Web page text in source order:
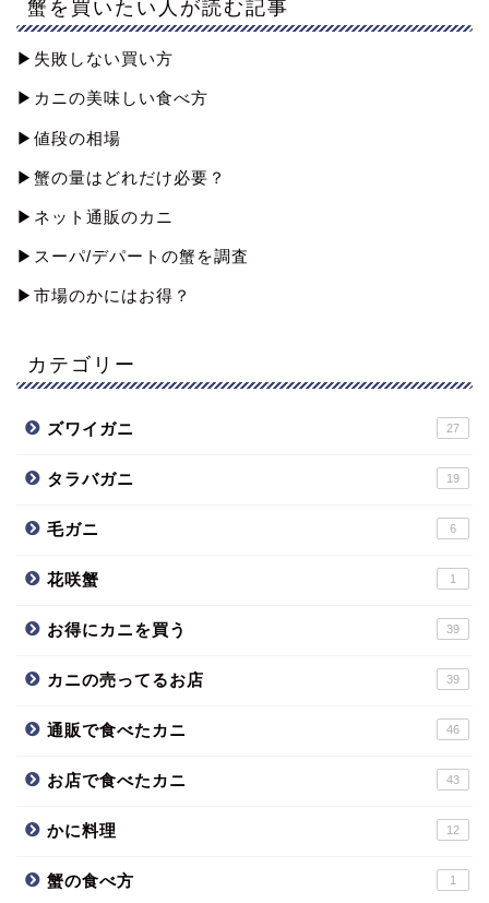
蟹を買いたい人が読む記事
▶︎失敗しない買い方
▶︎カニの美味しい食べ方
▶︎値段の相場
▶︎蟹の量はどれだけ必要？
▶︎ネット通販のカニ
▶︎スーパ/デパートの蟹を調査
▶︎市場のかにはお得？
カテゴリー
ズワイガニ 27
タラバガニ 19
毛ガニ 6
花咲蟹 1
お得にカニを買う 39
カニの売ってるお店 39
通販で食べたカニ 46
お店で食べたカニ 43
かに料理 12
蟹の食べ方 1